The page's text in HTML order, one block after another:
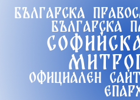
Българска
Българска
Официален